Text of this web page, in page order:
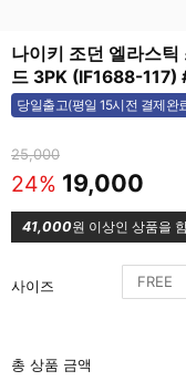
나이키 조던 엘라스
드 3PK (IF1688-117)
당일출고(평일 15시전 결제완
25,000
24% 19,000
41,000원 이상인 상품을
사이즈 FREE
총 상품 금액